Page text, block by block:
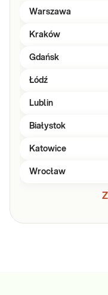
Warszawa
Kraków
Gdańsk
Łódź
Lublin
Białystok
Katowice
Wrocław